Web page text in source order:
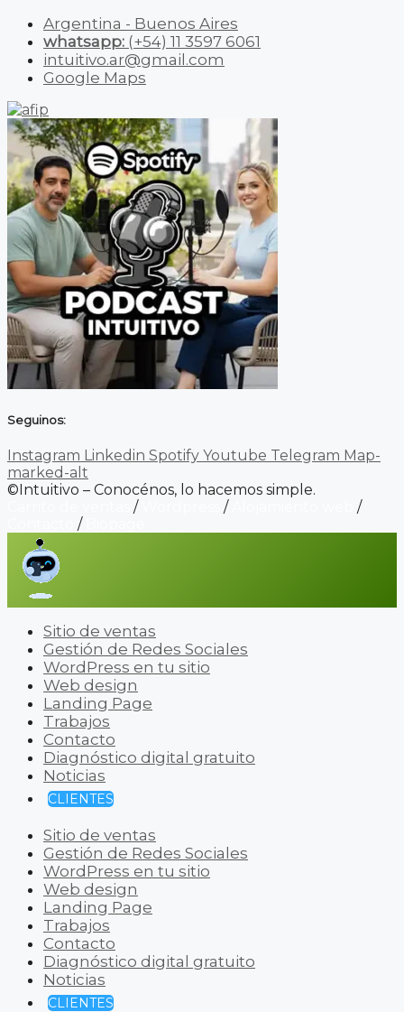
Argentina - Buenos Aires
whatsapp: (+54) 11 3597 6061
intuitivo.ar@gmail.com
Google Maps
Seguinos:
Instagram Linkedin Spotify Youtube Telegram Map-
marked-alt
©Intuitivo – Conocénos, lo hacemos simple.
/ /
/
/
Sitio de ventas
Gestión de Redes Sociales
WordPress en tu sitio
Web design
Landing Page
Trabajos
Contacto
Diagnóstico digital gratuito
Noticias
CLIENTES
Sitio de ventas
Gestión de Redes Sociales
WordPress en tu sitio
Web design
Landing Page
Trabajos
Contacto
Diagnóstico digital gratuito
Noticias
CLIENTES